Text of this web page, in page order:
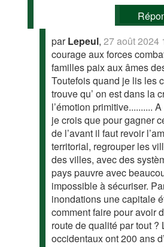
parLepeul,27 août 2024
courage aux forces
familles paix aux âmes
Toutefois quand je lis les
trouve qu’ on est dans la
l’émotion primitive..........
je crois que pour gagner
de l’avant il faut revoir
territorial, regrouper les
des villes, avec des
pays pauvre avec
impossible à sécuriser.
inondations une capitale
comment faire pour avoir
route de qualité par tout ?
occidentaux ont 200 ans